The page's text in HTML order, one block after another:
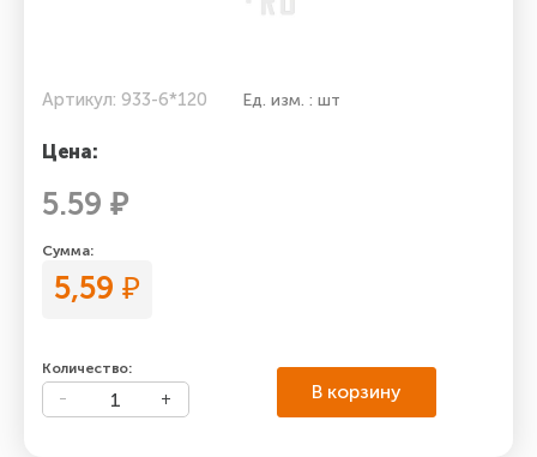
Артикул: 933-6*120 Ед. изм. : шт
Цена:
5.59 ₽
Сумма:
5,59 ₽
Количество:
В корзину